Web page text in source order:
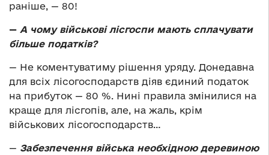
раніше, — 80!
— А чому військові лісгоспи мають сплачувати
більше податків?
— Не коментуватиму рішення уряду. Донедавна
для всіх лісогосподарств діяв єдиний податок
на прибуток — 80 %. Нині правила змінилися на
краще для лісгопів, але, на жаль, крім
військових лісогосподарств…
— Забезпечення війська необхідною деревиною